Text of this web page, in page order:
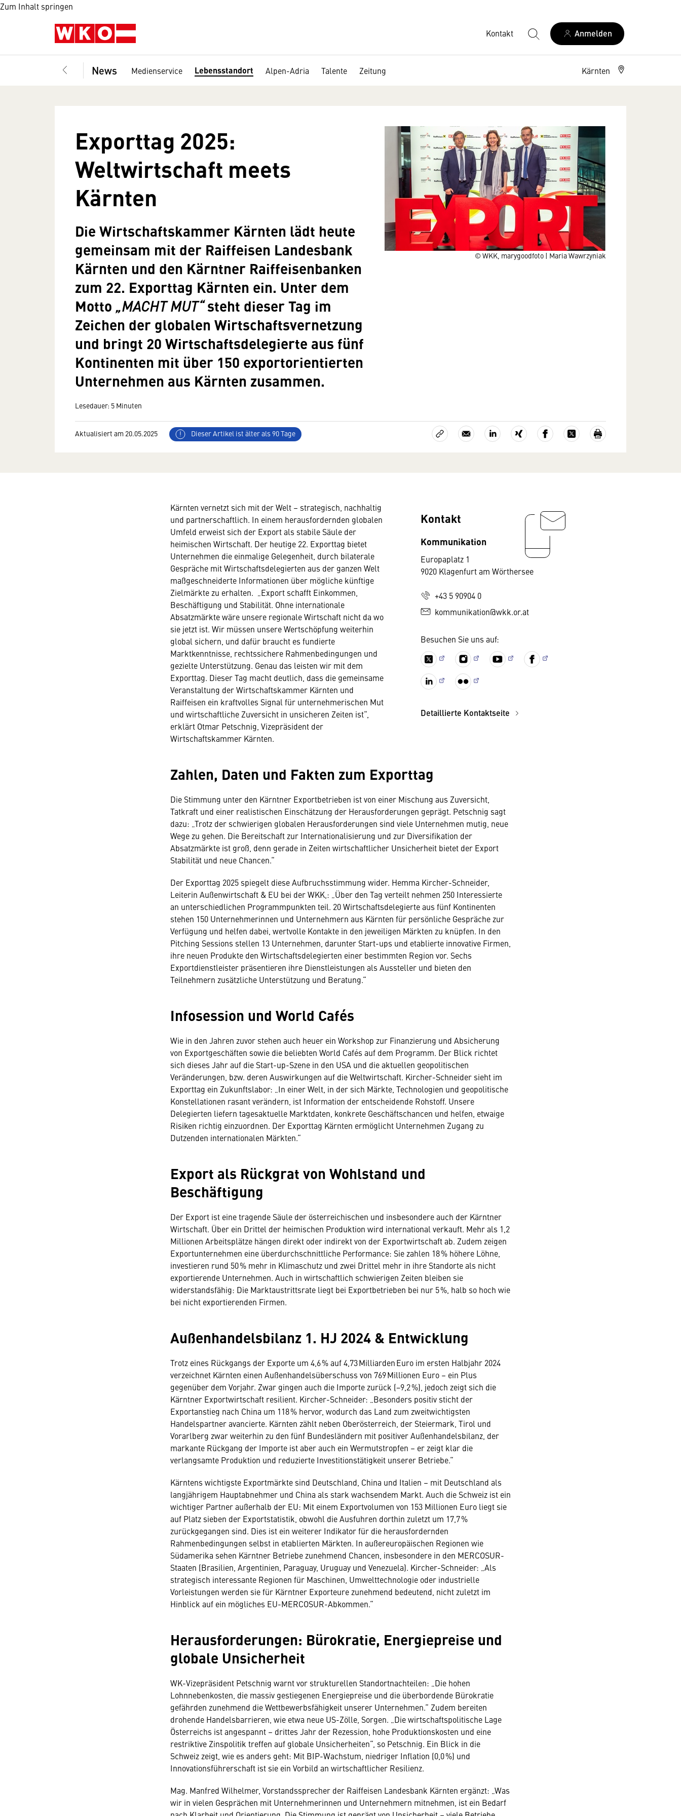
Zum Inhalt springen
Kontakt Anmelden
News Medienservice Lebensstandort Alpen-Adria Talente Zeitung Kärnten
© WKK, marygoodfoto | Maria Wawrzyniak
Exporttag 2025:
Weltwirtschaft meets
Kärnten
Die Wirtschaftskammer Kärnten lädt heute
gemeinsam mit der Raiffeisen Landesbank
Kärnten und den Kärntner Raiffeisenbanken
zum 22. Exporttag Kärnten ein. Unter dem
Motto „MACHT MUT“steht dieser Tag im
Zeichen der globalen Wirtschaftsvernetzung
und bringt 20 Wirtschaftsdelegierte aus fünf
Kontinenten mit über 150 exportorientierten
Unternehmen aus Kärnten zusammen.
Lesedauer: 5 Minuten
Aktualisiert am 20.05.2025 Dieser Artikel ist älter als 90 Tage
Kontakt
Kommunikation
Europaplatz 1
9020 Klagenfurt am Wörthersee
+43 5 90904 0
kommunikation@wkk.or.at
Besuchen Sie uns auf:
Detaillierte Kontaktseite
Kärnten vernetzt sich mit der Welt – strategisch, nachhaltig
und partnerschaftlich. In einem herausfordernden globalen
Umfeld erweist sich der Export als stabile Säule der
heimischen Wirtschaft. Der heutige 22. Exporttag bietet
Unternehmen die einmalige Gelegenheit, durch bilaterale
Gespräche mit Wirtschaftsdelegierten aus der ganzen Welt
maßgeschneiderte Informationen über mögliche künftige
Zielmärkte zu erhalten. „Export schafft Einkommen,
Beschäftigung und Stabilität. Ohne internationale
Absatzmärkte wäre unsere regionale Wirtschaft nicht da wo
sie jetzt ist. Wir müssen unsere Wertschöpfung weiterhin
global sichern, und dafür braucht es fundierte
Marktkenntnisse, rechtssichere Rahmenbedingungen und
gezielte Unterstützung. Genau das leisten wir mit dem
Exporttag. Dieser Tag macht deutlich, dass die gemeinsame
Veranstaltung der Wirtschaftskammer Kärnten und
Raiffeisen ein kraftvolles Signal für unternehmerischen Mut
und wirtschaftliche Zuversicht in unsicheren Zeiten ist“,
erklärt Otmar Petschnig, Vizepräsident der
Wirtschaftskammer Kärnten.
Zahlen, Daten und Fakten zum Exporttag
Die Stimmung unter den Kärntner Exportbetrieben ist von einer Mischung aus Zuversicht,
Tatkraft und einer realistischen Einschätzung der Herausforderungen geprägt. Petschnig sagt
dazu: „Trotz der schwierigen globalen Herausforderungen sind viele Unternehmen mutig, neue
Wege zu gehen. Die Bereitschaft zur Internationalisierung und zur Diversifikation der
Absatzmärkte ist groß, denn gerade in Zeiten wirtschaftlicher Unsicherheit bietet der Export
Stabilität und neue Chancen.“
Der Exporttag 2025 spiegelt diese Aufbruchsstimmung wider. Hemma Kircher-Schneider,
Leiterin Außenwirtschaft & EU bei der WKK,: „Über den Tag verteilt nehmen 250 Interessierte
an unterschiedlichen Programmpunkten teil. 20 Wirtschaftsdelegierte aus fünf Kontinenten
stehen 150 Unternehmerinnen und Unternehmern aus Kärnten für persönliche Gespräche zur
Verfügung und helfen dabei, wertvolle Kontakte in den jeweiligen Märkten zu knüpfen. In den
Pitching Sessions stellen 13 Unternehmen, darunter Start-ups und etablierte innovative Firmen,
ihre neuen Produkte den Wirtschaftsdelegierten einer bestimmten Region vor. Sechs
Exportdienstleister präsentieren ihre Dienstleistungen als Aussteller und bieten den
Teilnehmern zusätzliche Unterstützung und Beratung.“
Infosession und World Cafés
Wie in den Jahren zuvor stehen auch heuer ein Workshop zur Finanzierung und Absicherung
von Exportgeschäften sowie die beliebten World Cafés auf dem Programm. Der Blick richtet
sich dieses Jahr auf die Start-up-Szene in den USA und die aktuellen geopolitischen
Veränderungen, bzw. deren Auswirkungen auf die Weltwirtschaft. Kircher-Schneider sieht im
Exporttag ein Zukunftslabor: „In einer Welt, in der sich Märkte, Technologien und geopolitische
Konstellationen rasant verändern, ist Information der entscheidende Rohstoff. Unsere
Delegierten liefern tagesaktuelle Marktdaten, konkrete Geschäftschancen und helfen, etwaige
Risiken richtig einzuordnen. Der Exporttag Kärnten ermöglicht Unternehmen Zugang zu
Dutzenden internationalen Märkten.“
Export als Rückgrat von Wohlstand und
Beschäftigung
Der Export ist eine tragende Säule der österreichischen und insbesondere auch der Kärntner
Wirtschaft. Über ein Drittel der heimischen Produktion wird international verkauft. Mehr als 1,2
Millionen Arbeitsplätze hängen direkt oder indirekt von der Exportwirtschaft ab. Zudem zeigen
Exportunternehmen eine überdurchschnittliche Performance: Sie zahlen 18 % höhere Löhne,
investieren rund 50 % mehr in Klimaschutz und zwei Drittel mehr in ihre Standorte als nicht
exportierende Unternehmen. Auch in wirtschaftlich schwierigen Zeiten bleiben sie
widerstandsfähig: Die Marktaustrittsrate liegt bei Exportbetrieben bei nur 5 %, halb so hoch wie
bei nicht exportierenden Firmen.
Außenhandelsbilanz 1. HJ 2024 & Entwicklung
Trotz eines Rückgangs der Exporte um 4,6 % auf 4,73 Milliarden Euro im ersten Halbjahr 2024
verzeichnet Kärnten einen Außenhandelsüberschuss von 769 Millionen Euro – ein Plus
gegenüber dem Vorjahr. Zwar gingen auch die Importe zurück (−9,2 %), jedoch zeigt sich die
Kärntner Exportwirtschaft resilient. Kircher-Schneider: „Besonders positiv sticht der
Exportanstieg nach China um 118 % hervor, wodurch das Land zum zweitwichtigsten
Handelspartner avancierte. Kärnten zählt neben Oberösterreich, der Steiermark, Tirol und
Vorarlberg zwar weiterhin zu den fünf Bundesländern mit positiver Außenhandelsbilanz, der
markante Rückgang der Importe ist aber auch ein Wermutstropfen – er zeigt klar die
verlangsamte Produktion und reduzierte Investitionstätigkeit unserer Betriebe.“
Kärntens wichtigste Exportmärkte sind Deutschland, China und Italien – mit Deutschland als
langjährigem Hauptabnehmer und China als stark wachsendem Markt. Auch die Schweiz ist ein
wichtiger Partner außerhalb der EU: Mit einem Exportvolumen von 153 Millionen Euro liegt sie
auf Platz sieben der Exportstatistik, obwohl die Ausfuhren dorthin zuletzt um 17,7 %
zurückgegangen sind. Dies ist ein weiterer Indikator für die herausfordernden
Rahmenbedingungen selbst in etablierten Märkten. In außereuropäischen Regionen wie
Südamerika sehen Kärntner Betriebe zunehmend Chancen, insbesondere in den MERCOSUR-
Staaten (Brasilien, Argentinien, Paraguay, Uruguay und Venezuela). Kircher-Schneider: „Als
strategisch interessante Regionen für Maschinen, Umwelttechnologie oder industrielle
Vorleistungen werden sie für Kärntner Exporteure zunehmend bedeutend, nicht zuletzt im
Hinblick auf ein mögliches EU-MERCOSUR-Abkommen.“
Herausforderungen: Bürokratie, Energiepreise und
globale Unsicherheit
WK-Vizepräsident Petschnig warnt vor strukturellen Standortnachteilen: „Die hohen
Lohnnebenkosten, die massiv gestiegenen Energiepreise und die überbordende Bürokratie
gefährden zunehmend die Wettbewerbsfähigkeit unserer Unternehmen.“ Zudem bereiten
drohende Handelsbarrieren, wie etwa neue US-Zölle, Sorgen. „Die wirtschaftspolitische Lage
Österreichs ist angespannt – drittes Jahr der Rezession, hohe Produktionskosten und eine
restriktive Zinspolitik treffen auf globale Unsicherheiten“, so Petschnig. Ein Blick in die
Schweiz zeigt, wie es anders geht: Mit BIP-Wachstum, niedriger Inflation (0,0 %) und
Innovationsführerschaft ist sie ein Vorbild an wirtschaftlicher Resilienz.
Mag. Manfred Wilhelmer, Vorstandssprecher der Raiffeisen Landesbank Kärnten ergänzt: „Was
wir in vielen Gesprächen mit Unternehmerinnen und Unternehmern mitnehmen, ist ein Bedarf